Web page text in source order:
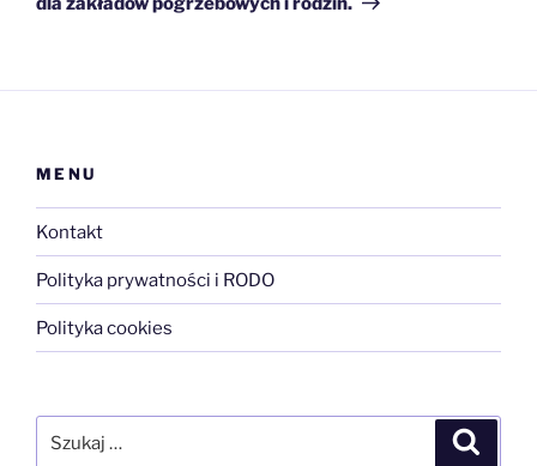
MENU
Kontakt
Polityka prywatności i RODO
Polityka cookies